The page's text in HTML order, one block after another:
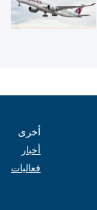
أخرى
أخبار
فعاليات